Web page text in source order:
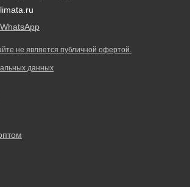
не является публичной офертой.
данных